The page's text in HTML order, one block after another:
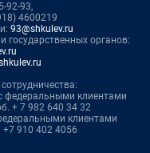
92-93,
4600219
93@shkulev.ru
государственных органов:
федеральными клиентами
+ 7 982 640 34 32
клиентами
+7 910 402 4056